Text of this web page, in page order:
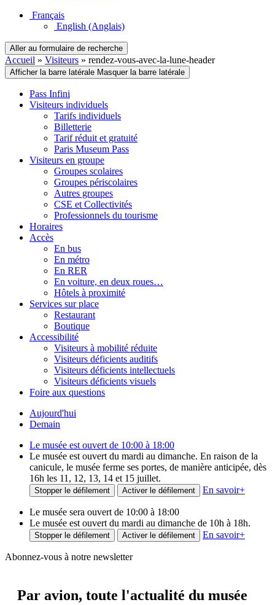
Français
English (Anglais)
Aller au formulaire de recherche
Accueil » Visiteurs » rendez-vous-avec-la-lune-header
Afficher la barre latérale Masquer la barre latérale
Pass Infini
Visiteurs individuels
Tarifs individuels
Billetterie
Tarif réduit et gratuité
Paris Museum Pass
Visiteurs en groupe
Groupes scolaires
Groupes périscolaires
Autres groupes
CSE et Collectivités
Professionnels du tourisme
Horaires
Accès
En bus
En métro
En RER
En voiture, en deux roues…
Hôtels à proximité
Services sur place
Restaurant
Boutique
Accessibilité
Visiteurs à mobilité réduite
Visiteurs déficients auditifs
Visiteurs déficients intellectuels
Visiteurs déficients visuels
Foire aux questions
Aujourd'hui
Demain
Le musée est ouvert de 10:00 à 18:00
Le musée est ouvert du mardi au dimanche. En raison de la
canicule, le musée ferme ses portes, de manière anticipée, dès
16h les 11, 12, 13, 14 et 15 juillet.
Stopper le défilement Activer le défilement En savoir+
Le musée sera ouvert de 10:00 à 18:00
Le musée est ouvert du mardi au dimanche de 10h à 18h.
Stopper le défilement Activer le défilement En savoir+
Abonnez-vous à notre newsletter
Par avion, toute l'actualité du musée